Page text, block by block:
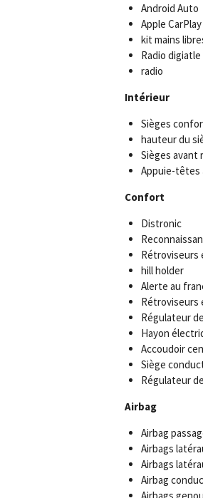
Android Auto
Apple CarPlay
kit mains
Radio digiatle
radio
Intérieur
Sièges
hauteur du
Sièges avant
Appuie-têtes
Confort
Distronic
Rétroviseurs
hill holder
Alerte au
Rétroviseurs
Régulateur
Hayon
Accoudoir
Siège
Régulateur
Airbag
Airbag
Airbags
Airbags
Airbag